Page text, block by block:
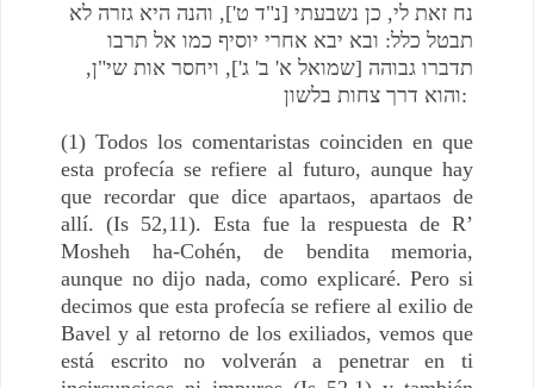
נח זאת לי, כן נשבעתי [נ"ד ט'], והנה היא גזרה לא
תבטל כלל: ובא יבא אחרי יוסיף כמו אל תרבו
תדברו גבוהה [שמואל א' ב' ג'], ויחסר אות שי"ן,
והוא דרך צחות בלשון:
(1) Todos los comentaristas coinciden en que
esta profecía se refiere al futuro, aunque hay
que recordar que dice apartaos, apartaos de
allí. (Is 52,11). Esta fue la respuesta de R’
Mosheh ha-Cohén, de bendita memoria,
aunque no dijo nada, como explicaré. Pero si
decimos que esta profecía se refiere al exilio de
Bavel y al retorno de los exiliados, vemos que
está escrito no volverán a penetrar en ti